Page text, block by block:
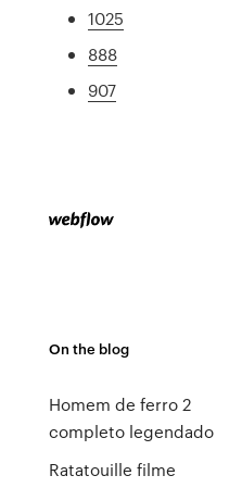
1025
888
907
On the blog
Homem de ferro 2
completo legendado
Ratatouille filme